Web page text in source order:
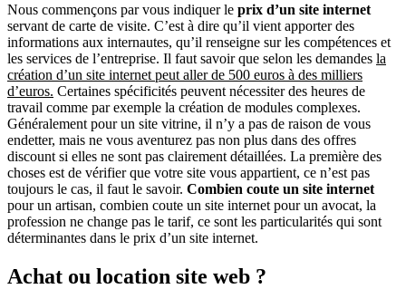
Nous commençons par vous indiquer le prix d’un site internet
servant de carte de visite. C’est à dire qu’il vient apporter des
informations aux internautes, qu’il renseigne sur les compétences et
les services de l’entreprise. Il faut savoir que selon les demandes la
création d’un site internet peut aller de 500 euros à des milliers
d’euros. Certaines spécificités peuvent nécessiter des heures de
travail comme par exemple la création de modules complexes.
Généralement pour un site vitrine, il n’y a pas de raison de vous
endetter, mais ne vous aventurez pas non plus dans des offres
discount si elles ne sont pas clairement détaillées. La première des
choses est de vérifier que votre site vous appartient, ce n’est pas
toujours le cas, il faut le savoir. Combien coute un site internet
pour un artisan, combien coute un site internet pour un avocat, la
profession ne change pas le tarif, ce sont les particularités qui sont
déterminantes dans le prix d’un site internet.
Achat ou location site web ?